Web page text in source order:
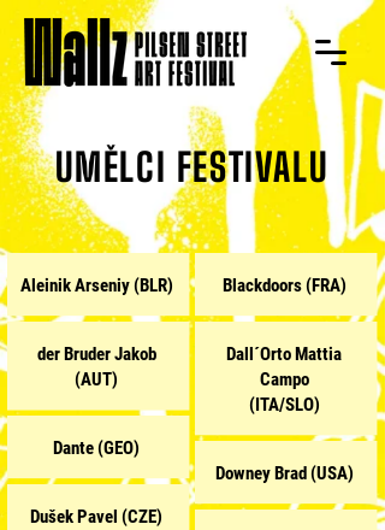
UMĚLCI FESTIVALU
Aleinik Arseniy (BLR)
der Bruder Jakob
(AUT)
Dante (GEO)
DušekPavel (CZE)
Blackdoors (FRA)
Dall´Orto Mattia
Campo
(ITA/SLO)
Downey Brad (USA)